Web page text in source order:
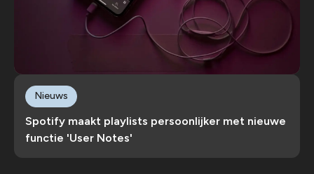
Spotify maakt playlists persoonlijker met nieuwe
functie 'User Notes'
Nieuws